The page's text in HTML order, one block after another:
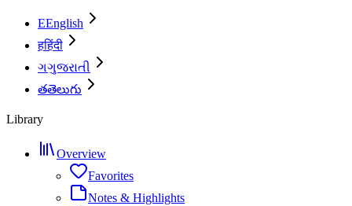
EEnglish
हहिंदी
ગગુજરાતી
తతెలుగు
Library
Overview
Favorites
Notes & Highlights